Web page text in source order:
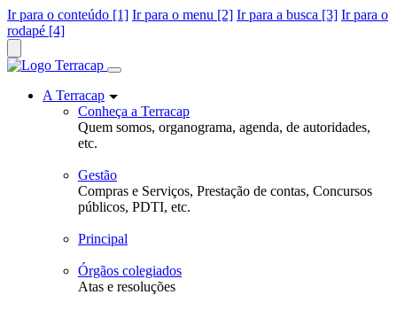
Ir para o conteúdo [1] Ir para o menu [2] Ir para a busca [3] Ir para o
rodapé [4]
A Terracap
Conheça a Terracap
Quem somos, organograma, agenda, de autoridades,
etc.
Gestão
Compras e Serviços, Prestação de contas, Concursos
públicos, PDTI, etc.
Principal
Órgãos colegiados
Atas e resoluções